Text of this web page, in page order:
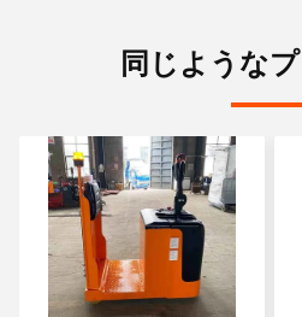
同じような